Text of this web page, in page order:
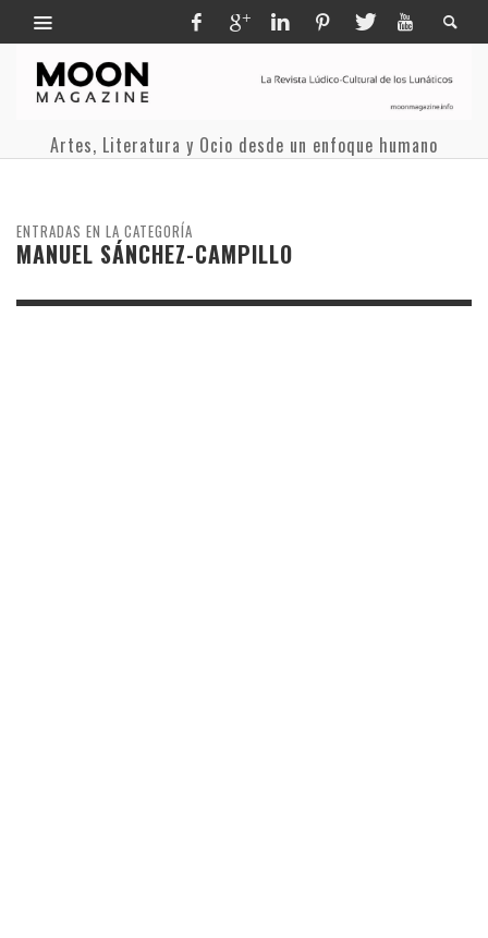
Artes, Literatura y Ocio desde un enfoque humano
ENTRADAS EN LA CATEGORÍA
MANUEL SÁNCHEZ-CAMPILLO